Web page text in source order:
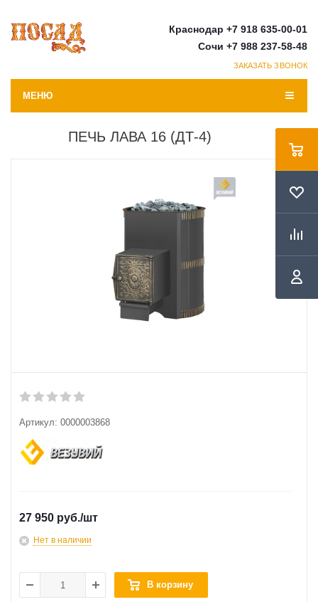
Краснодар +7 918 635-00-01
Сочи +7 988 237-58-48
ЗАКАЗАТЬ ЗВОНОК
МЕНЮ
ПЕЧЬ ЛАВА 16 (ДТ-4)
Артикул: 0000003868
27 950 руб./шт
Нет в наличии
В корзину